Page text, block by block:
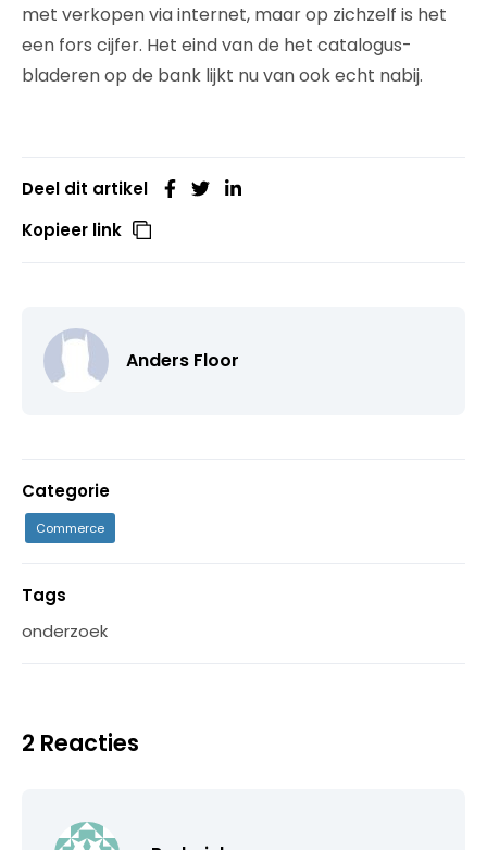
met verkopen via internet, maar op zichzelf is het
een fors cijfer. Het eind van de het catalogus-
bladeren op de bank lijkt nu van ook echt nabij.
Deel dit artikel
Kopieer link
Anders Floor
Categorie
Commerce
Tags
onderzoek
2 Reacties